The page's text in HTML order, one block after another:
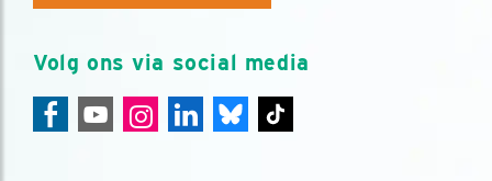
Volg ons via social media